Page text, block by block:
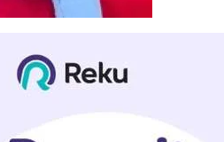
Pria bernama lengkap
adalah pengusaha sukses yang
pengusaha pemula agar